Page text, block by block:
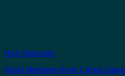
Hızlı Görünüm
Akülü Merdiven İnme Çıkma